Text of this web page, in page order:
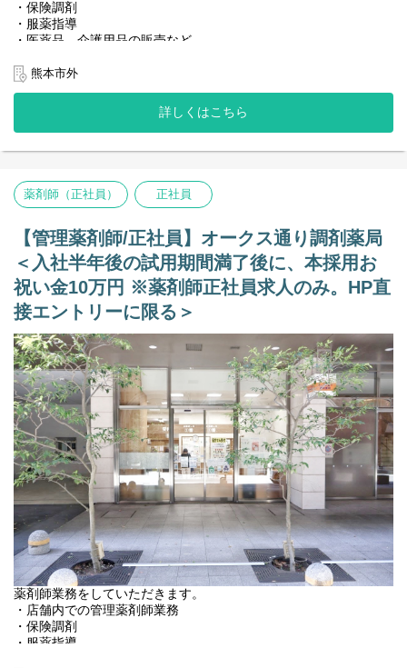
・保険調剤
・服薬指導
・医薬品、介護用品の販売など
＜店舗情報＞
◆処方箋枚数 35枚／日
◆処方内容 のざき消化器IBDクリニック
◆科目 内科、消化器科、胃腸科
※消化管の難病である、潰瘍性大腸炎、クローン病の炎症性腸疾
患の内科診療を中心に外来調剤があります。
います。
◆薬剤師：正社員1名、パート1名
【特記事項】
土曜日に終日勤務可能な方
※17時30分をこえる残業はほぼ発生することはありません。
まれに医療機関終了間近に来院された場合に、
残業発生することはあります。
1) 従事すべき業務の変更の範囲
変更なし
2) 就業場所の変更の範囲
正社員は全店。ただし、双方の合意のもと決定する。
熊本市外
詳しくはこちら
薬剤師（正社員） 正社員
【管理薬剤師/正社員】オークス通り調剤薬局
＜入社半年後の試用期間満了後に、本採用お
祝い金10万円 ※薬剤師正社員求人のみ。HP直
接エントリーに限る＞
薬剤師業務をしていただきます。
・店舗内での管理薬剤師業務
・保険調剤
・服薬指導